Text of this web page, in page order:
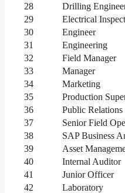
28
Drilling
29
Electrical
30
Engineer
31
Engineering
32
Field Manager
33
Manager
34
Marketing
35
Production
36
Public Relations
37
Senior Field
38
SAP Business
39
Asset
40
Internal Auditor
41
Junior Officer
42
Laboratory